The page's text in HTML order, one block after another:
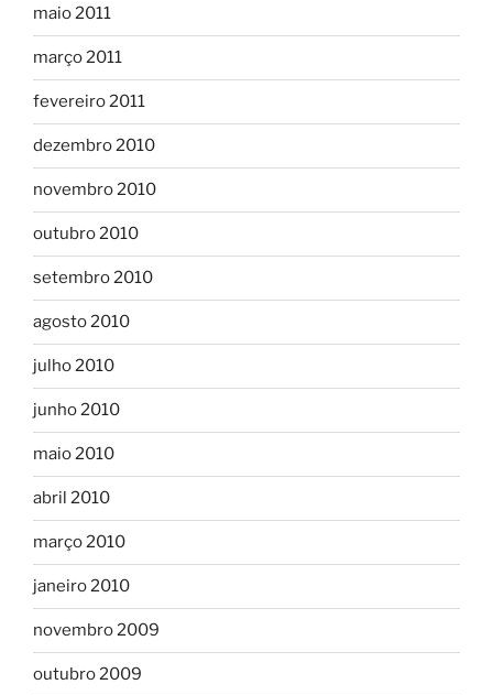
maio 2011
março 2011
fevereiro 2011
dezembro 2010
novembro 2010
outubro 2010
setembro 2010
agosto 2010
julho 2010
junho 2010
maio 2010
abril 2010
março 2010
janeiro 2010
novembro 2009
outubro 2009